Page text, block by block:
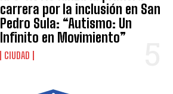
carrera por la inclusión en San
Pedro Sula: “Autismo: Un
Infinito en Movimiento”
CIUDAD